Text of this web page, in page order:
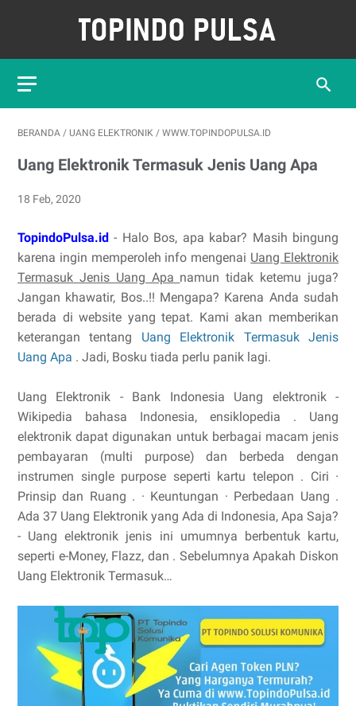
BERANDA / UANG ELEKTRONIK / WWW.TOPINDOPULSA.ID
Uang Elektronik Termasuk Jenis Uang Apa
18 Feb, 2020
TopindoPulsa.id - Halo Bos, apa kabar? Masih bingung
karena ingin memperoleh info mengenai Uang Elektronik
Termasuk Jenis Uang Apa namun tidak ketemu juga?
Jangan khawatir, Bos..!! Mengapa? Karena Anda sudah
berada di website yang tepat. Kami akan memberikan
keterangan tentang Uang Elektronik Termasuk Jenis
Uang Apa . Jadi, Bosku tiada perlu panik lagi.
Uang Elektronik - Bank Indonesia Uang elektronik -
Wikipedia bahasa Indonesia, ensiklopedia . Uang
elektronik dapat digunakan untuk berbagai macam jenis
pembayaran (multi purpose) dan berbeda dengan
instrumen single purpose seperti kartu telepon . ‎Ciri ·
‎Prinsip dan Ruang . · ‎Keuntungan · ‎Perbedaan Uang .
Ada 37 Uang Elektronik yang Ada di Indonesia, Apa Saja?
- Uang elektronik jenis ini umumnya berbentuk kartu,
seperti e-Money, Flazz, dan . Sebelumnya Apakah Diskon
Uang Elektronik Termasuk…